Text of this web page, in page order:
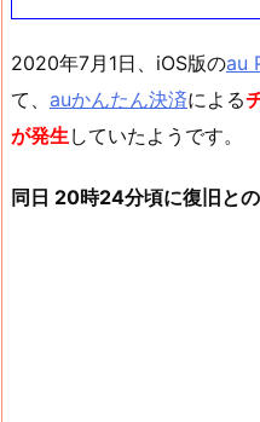
2020年7月1日、iOS版のau
て、 auかんたん決済による
が発生していたようです。
同日 20時24分頃に復旧との